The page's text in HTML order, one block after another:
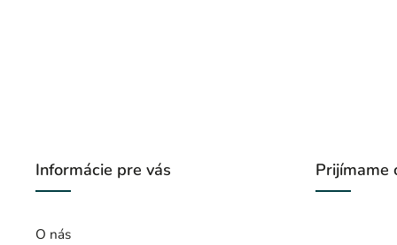
Informácie pre vás
O nás
Prijímame